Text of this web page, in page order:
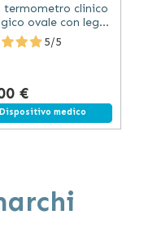
termometro clinico
ovale con lega
e shaker in vetro
mercurio
5/5
€
Spedizione gratuita
Dispositivo medico